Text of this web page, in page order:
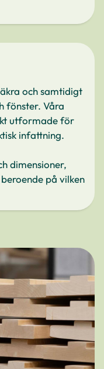
och samtidigt
fönster. Våra
utformade för
infattning.
dimensioner,
på vilken